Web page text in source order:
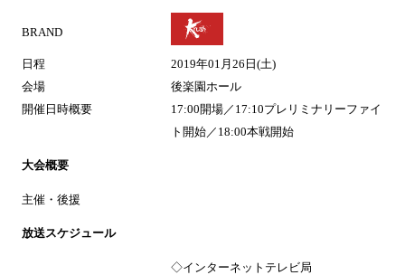
BRAND
日程
2019年01月26日(土)
会場
後楽園ホール
開催日時概要
17:00開場／17:10プレリミナリーファイ
ト開始／18:00本戦開始
大会概要
主催・後援
放送スケジュール
◇インターネットテレビ局